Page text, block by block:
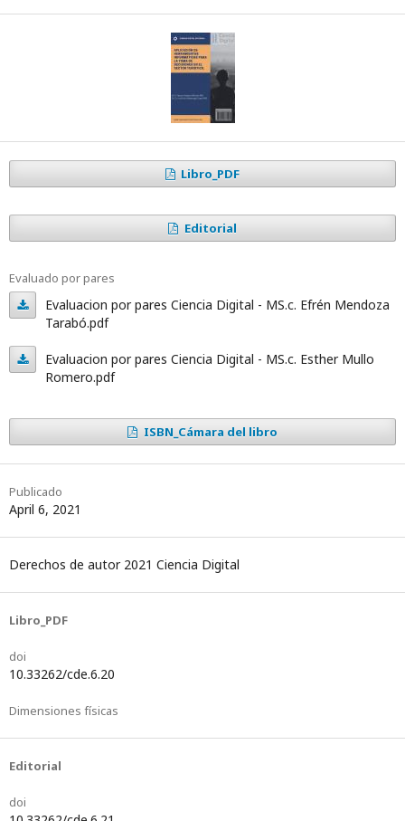
Libro_PDF
Editorial
Evaluado por pares
Evaluacion por pares Ciencia Digital - MS.c. Efrén Mendoza
Tarabó.pdf
Evaluacion
por
Ciencia
Digital
-
MS.c.
Efrén
Evaluacion por pares Ciencia Digital - MS.c. Esther Mullo
Romero.pdf
Evaluacion
por
pares
Ciencia
Digital
Romero.pdf
ISBN_Cámara del libro
Publicado
April 6, 2021
Derechos de autor 2021 Ciencia Digital
Libro_PDF
doi
10.33262/cde.6.20
Dimensiones físicas
Editorial
doi